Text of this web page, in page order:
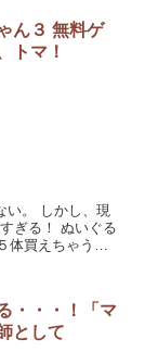
ん３ 無料ゲ
トマ！
い。 しかし、現
ぎる！ ぬいぐる
体買えちゃう
・・・！「マ
として